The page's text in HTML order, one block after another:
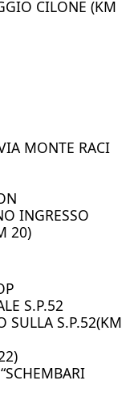
CILONE (KM
MONTE RACI
INGRESSO
20)
S.P.52
SULLA S.P.52(KM